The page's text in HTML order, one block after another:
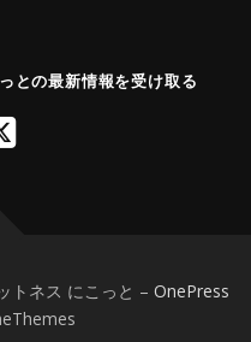
との最新情報を受け取る
トネス にこっと – OnePress